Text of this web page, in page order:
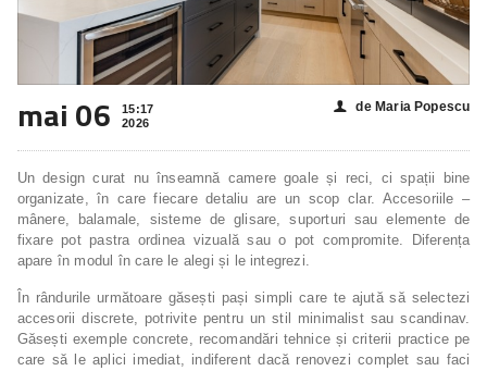
mai 06
15:17
2026
👤 de Maria Popescu
Un design curat nu înseamnă camere goale și reci, ci spații bine
organizate, în care fiecare detaliu are un scop clar. Accesoriile –
mânere, balamale, sisteme de glisare, suporturi sau elemente de
fixare pot pastra ordinea vizuală sau o pot compromite. Diferența
apare în modul în care le alegi și le integrezi.
În rândurile următoare găsești pași simpli care te ajută să selectezi
accesorii discrete, potrivite pentru un stil minimalist sau scandinav.
Găsești exemple concrete, recomandări tehnice și criterii practice pe
care să le aplici imediat, indiferent dacă renovezi complet sau faci